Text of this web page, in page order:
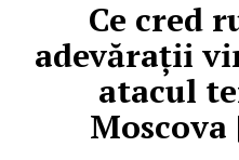
Ce cred
adevărații
atacul